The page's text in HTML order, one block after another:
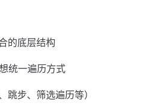
的底层结构
统一遍历方式
步、筛选遍历等）